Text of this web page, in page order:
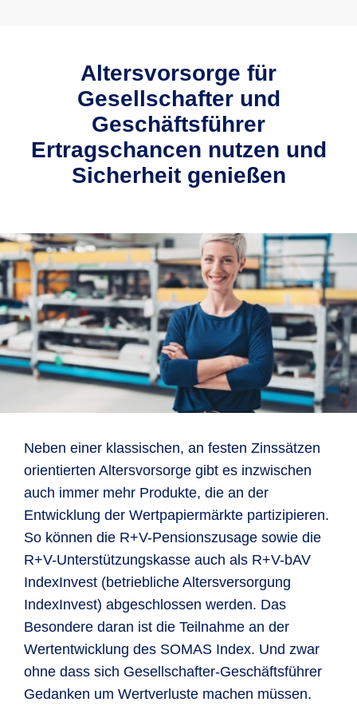
Altersvorsorge für
Gesellschafter und
Geschäftsführer
Ertragschancen nutzen und
Sicherheit genießen
Neben einer klassischen, an festen Zinssätzen
orientierten Altersvorsorge gibt es inzwischen
auch immer mehr Produkte, die an der
Entwicklung der Wertpapiermärkte partizipieren.
So können die R+V-Pensionszusage sowie die
R+V-Unterstützungskasse auch als R+V-bAV
IndexInvest (betriebliche Altersversorgung
IndexInvest) abgeschlossen werden. Das
Besondere daran ist die Teilnahme an der
Wertentwicklung des SOMAS Index. Und zwar
ohne dass sich Gesellschafter-Geschäftsführer
Gedanken um Wertverluste machen müssen.